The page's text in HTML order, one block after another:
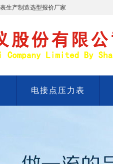
生产制造选型报价厂家
电接点压力表